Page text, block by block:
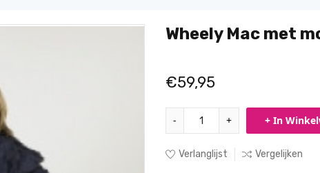
Wheely Mac met
€59,95
- + + In
Verlanglijst Vergelijken